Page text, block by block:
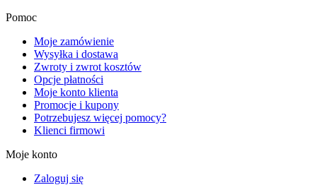
Pomoc
Moje zamówienie
Wysyłka i dostawa
Zwroty i zwrot kosztów
Opcje płatności
Moje konto klienta
Promocje i kupony
Potrzebujesz więcej pomocy?
Klienci firmowi
Moje konto
Zaloguj się